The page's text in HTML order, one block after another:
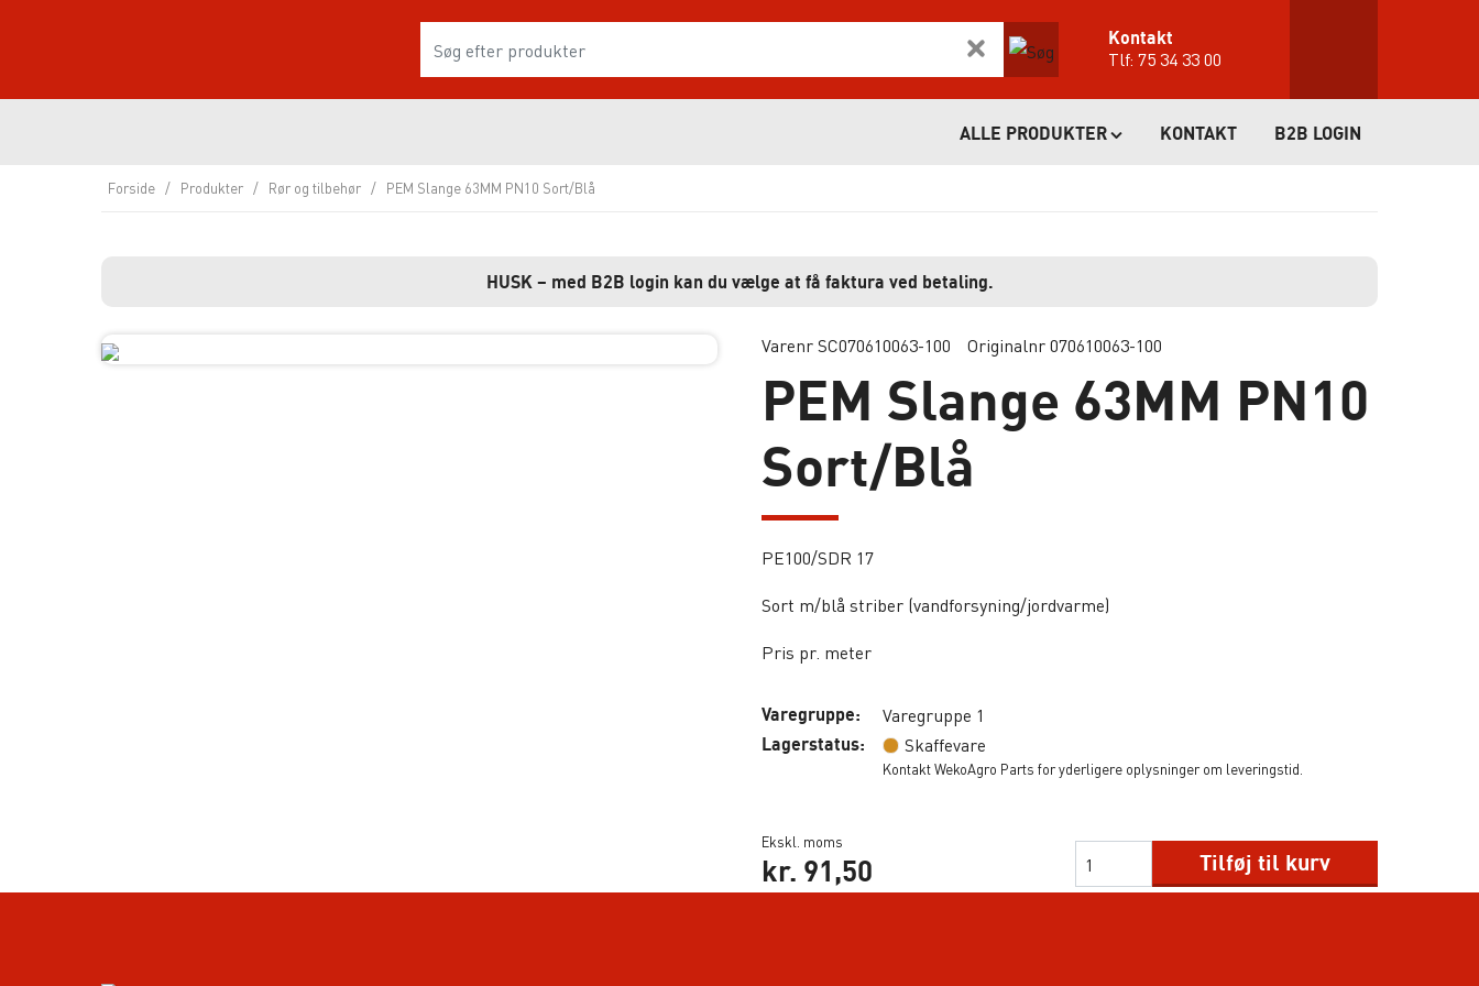
Kontakt
Tlf:75 34 33 00
ALLE PRODUKTER KONTAKT B2B LOGIN
Forside / Produkter / Rør og tilbehør / PEM Slange 63MM PN10 Sort/Blå
HUSK – med B2B login kan du vælge at få faktura ved betaling.
Varenr SC070610063-100 Originalnr 070610063-100
PEM Slange 63MM PN10
Sort/Blå
PE100/SDR 17
Sort m/blå striber (vandforsyning/jordvarme)
Pris pr. meter
Varegruppe: Varegruppe 1
Lagerstatus: Skaffevare
Kontakt WekoAgro Parts for yderligere oplysninger om leveringstid.
Ekskl. moms
kr. 91,50 Tilføj til kurv